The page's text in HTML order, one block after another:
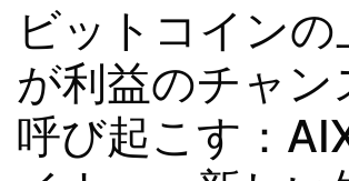
ビットコインの
が利益のチャン
呼び起こす：